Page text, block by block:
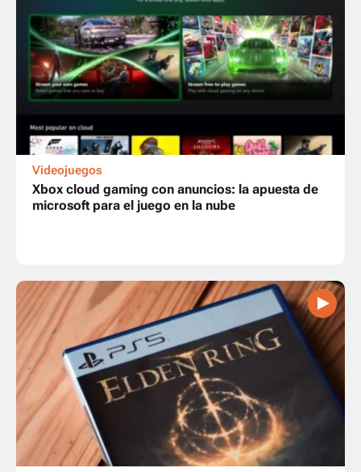
Videojuegos
Xbox cloud gaming con anuncios: la apuesta de
microsoft para el juego en la nube